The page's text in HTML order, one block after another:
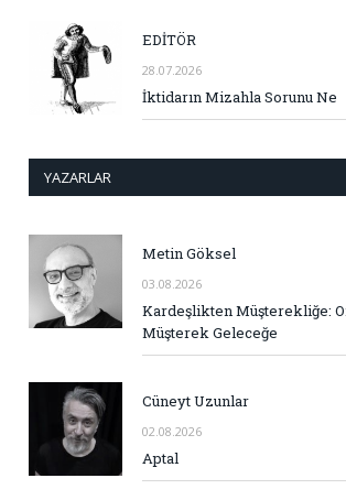
EDİTÖR
28.07.2026
İktidarın Mizahla Sorunu Ne
YAZARLAR
Metin Göksel
03.08.2026
Kardeşlikten Müşterekliğe:
Müşterek Geleceğe
Cüneyt Uzunlar
02.08.2026
Aptal